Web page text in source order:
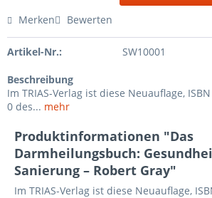
Merken Bewerten
Artikel-Nr.: SW10001
Beschreibung
Im TRIAS-Verlag ist diese Neuauflage,
0 des... mehr
Produktinformationen "Das
Darmheilungsbuch:
Sanierung – Robert Gray"
Im TRIAS-Verlag ist diese Neuauflage,